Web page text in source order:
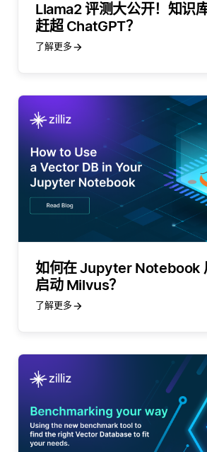
Llama2 评测大公开！知识
赶超 ChatGPT？
了解更多
如何在 Jupyter Notebook
启动 Milvus？
了解更多